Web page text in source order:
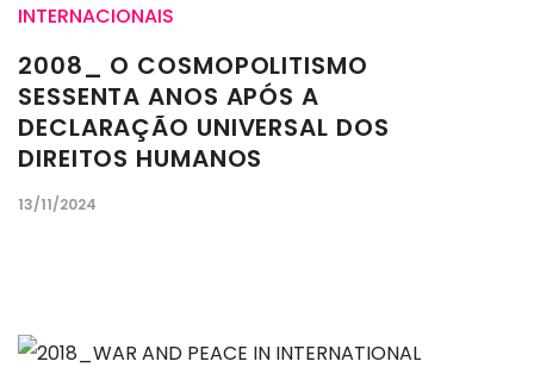
INTERNACIONAIS
2008_ O COSMOPOLITISMO
SESSENTA ANOS APÓS A
DECLARAÇÃO UNIVERSAL DOS
DIREITOS HUMANOS
13/11/2024